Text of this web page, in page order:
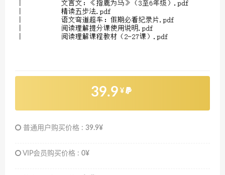
39.9 ¥
普通用户购买价格 : 39.9¥
VIP会员购买价格 : 0¥